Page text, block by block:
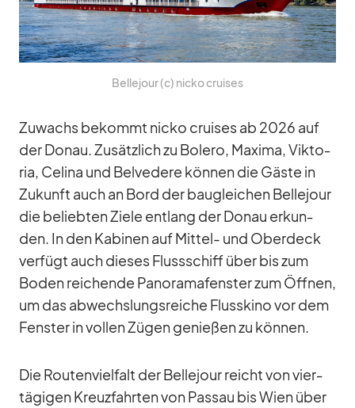
Bel­le­jour (c) nicko crui­ses
Zu­wachs be­kommt nicko crui­ses ab 2026 auf
der Do­nau. Zu­sätz­lich zu Bo­lero, Ma­xima, Vik­to­
ria, Ce­lina und Bel­ve­dere kön­nen die Gäste in
Zu­kunft auch an Bord der bau­glei­chen Bel­le­jour
die be­lieb­ten Ziele ent­lang der Do­nau er­kun­
den. In den Ka­bi­nen auf Mit­tel- und Ober­deck
ver­fügt auch die­ses Fluss­schiff über bis zum
Bo­den rei­chende Pan­ora­ma­fens­ter zum Öff­nen,
um das ab­wechs­lungs­rei­che Fluss­kino vor dem
Fens­ter in vol­len Zü­gen ge­nie­ßen zu kön­nen.
Die Rou­ten­viel­falt der Bel­le­jour reicht von vier­
tä­gi­gen Kreuz­fahr­ten von Pas­sau bis Wien über